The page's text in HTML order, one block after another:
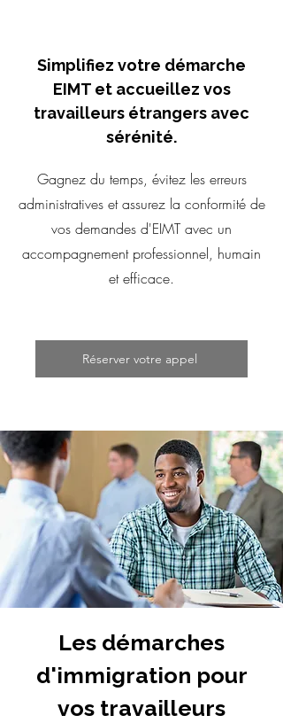
Simplifiez votre démarche
EIMT et accueillez vos
travailleurs étrangers avec
sérénité.
Gagnez du temps, évitez les erreurs
administratives et assurez la conformité de
vos demandes d'EIMT avec un
accompagnement professionnel, humain
et efficace.
Réserver votre appel
Les démarches
d'immigration pour
vos travailleurs